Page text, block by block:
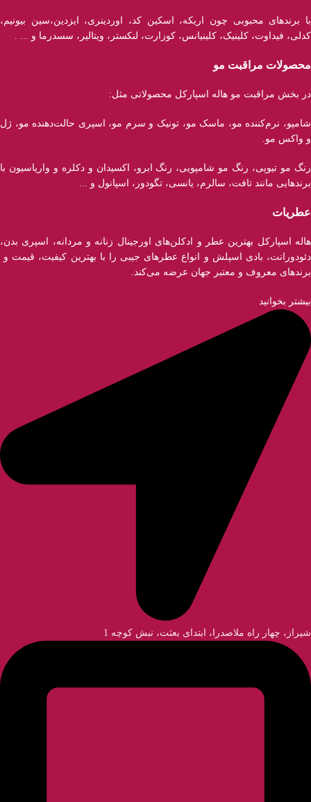
با برند‌های محبوبی چون اریکه، اسکین کد، اوردینری، ایزدین،سین بیونیم،
کدلی، فیداوت، کلینیک، کلینیانس، کوزارت، لنکستر، ویتالیر، سسدرما و ... .
محصولات مراقبت مو
در بخش مراقبت مو هاله اسپارکل محصولاتی مثل:
شامپو، نرم‌کننده مو، ماسک مو، تونیک و سرم مو، اسپری حالت‌دهنده مو، ژل
و واکس مو.
رنگ مو تیوپی، رنگ مو شامپویی، رنگ ابرو، اکسیدان و دکلره و واریاسیون با
برند‌هایی مانند تافت، سالرم، یانسی، تگودور، اسپانول و ...
عطریات
هاله اسپارکل بهترین عطر و ادکلن‌های اورجینال زنانه و مردانه، اسپری بدن،
دئودورانت، بادی اسپلش و انواع عطر‌های جیبی را با بهترین کیفیت، قیمت و
برندهای معروف و معتبر جهان عرضه می‌کند.
بیشتر بخوانید
شیراز، چهار راه ملاصدرا، ابتدای بعثت، نبش کوچه 1